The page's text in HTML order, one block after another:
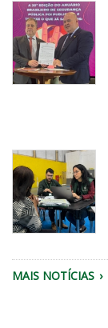
WhatsApp
Image
2026
08
06
22
PM
chegadisso
Equipe
da
MAIS NOTÍCIAS